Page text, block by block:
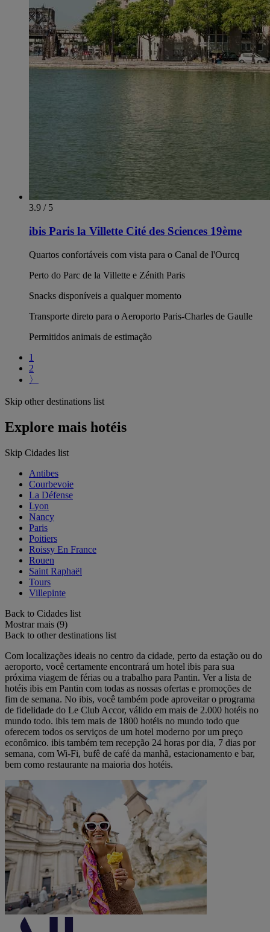
3.9 / 5
ibis Paris la Villette Cité des Sciences 19ème
Quartos confortáveis com vista para o Canal de l'Ourcq
Perto do Parc de la Villette e Zénith Paris
Snacks disponíveis a qualquer momento
Transporte direto para o Aeroporto Paris-Charles de Gaulle
Permitidos animais de estimação
1
2
〉
Skip other destinations list
Explore mais hotéis
Skip Cidades list
Antibes
Courbevoie
La Défense
Lyon
Nancy
Paris
Poitiers
Roissy En France
Rouen
Saint Raphaël
Tours
Villepinte
Back to Cidades list
Mostrar mais (9)
Back to other destinations list
Com localizações ideais no centro da cidade, perto da estação ou do
aeroporto, você certamente encontrará um hotel ibis para sua
próxima viagem de férias ou a trabalho para Pantin. Ver a lista de
hotéis ibis em Pantin com todas as nossas ofertas e promoções de
fim de semana. No ibis, você também pode aproveitar o programa
de fidelidade do Le Club Accor, válido em mais de 2.000 hotéis no
mundo todo. ibis tem mais de 1800 hotéis no mundo todo que
oferecem todos os serviços de um hotel moderno por um preço
econômico. ibis também tem recepção 24 horas por dia, 7 dias por
semana, com Wi-Fi, bufê de café da manhã, estacionamento e bar,
bem como restaurante na maioria dos hotéis.